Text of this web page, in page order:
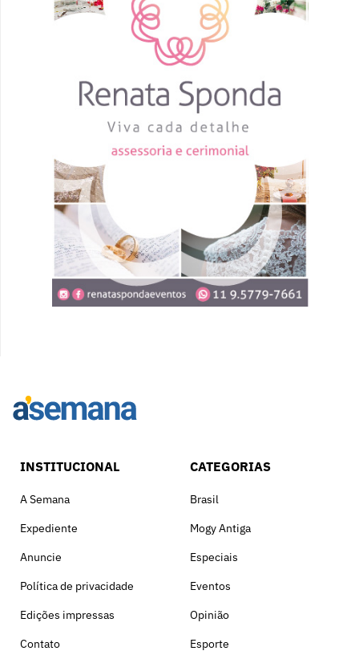
INSTITUCIONAL
A Semana
Expediente
Anuncie
Política de privacidade
Edições impressas
Contato
CATEGORIAS
Brasil
Mogy Antiga
Especiais
Eventos
Opinião
Esporte